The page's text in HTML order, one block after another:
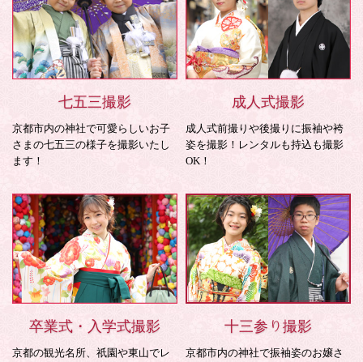
七五三撮影
京都市内の神社で可愛らしいお子
さまの七五三の様子を撮影いたし
ます！
成人式撮影
成人式前撮りや後撮りに振袖や袴
姿を撮影！レンタルも持込も撮影
OK！
卒業式・入学式撮影
京都の観光名所、祇園や東山でレ
十三参り撮影
京都市内の神社で振袖姿のお嬢さ